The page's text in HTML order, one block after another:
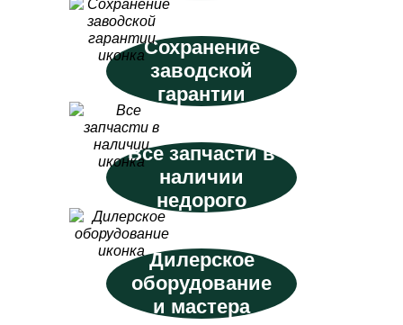
Сохранение
заводской
гарантии
Все запчасти в
наличии
недорого
Дилерское
оборудование
и мастера